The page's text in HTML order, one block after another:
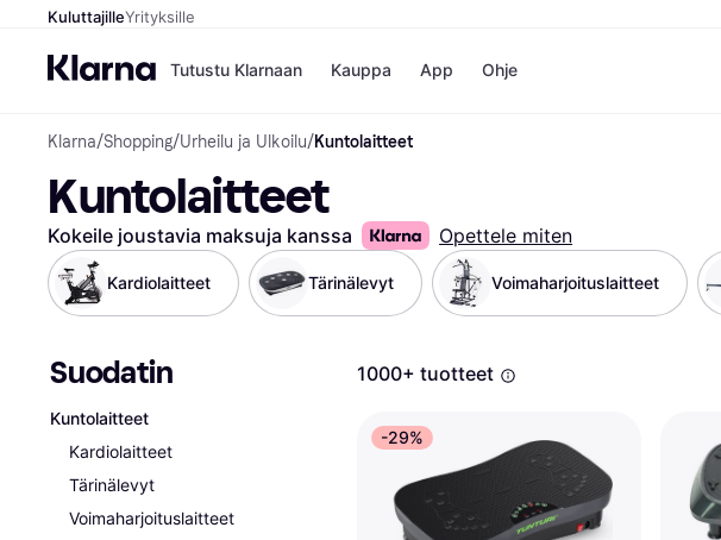
KuluttajilleYrityksille
Tutustu Klarnaan
Maksa 30 päivän
kuluessa
Maksa 3 erässä
Rahoitus
MobilePay
Kauppa
H&M
Peten Koiratarvike
Wolt
Kauppahakemisto
Lelut
Koti ja Sisustus
Ääni ja Kuva
Urheilu ja Ulkoilu
App Ohje
Klarna/Shopping/Urheilu ja Ulkoilu/Kuntolaitteet
Kuntolaitteet
Kokeile joustavia maksuja kanssa Opettele miten
Kardiolaitteet Tärinälevyt Voimaharjoituslaitteet
Suodatin
Kuntolaitteet
Kardiolaitteet
Tärinälevyt
Voimaharjoituslaitteet
1000+ tuotteet
-29%